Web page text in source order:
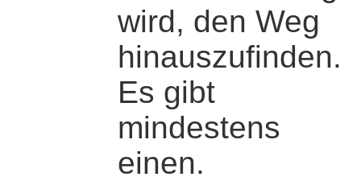
wird, den Weg
hinauszufinden.
Es gibt
mindestens
einen.